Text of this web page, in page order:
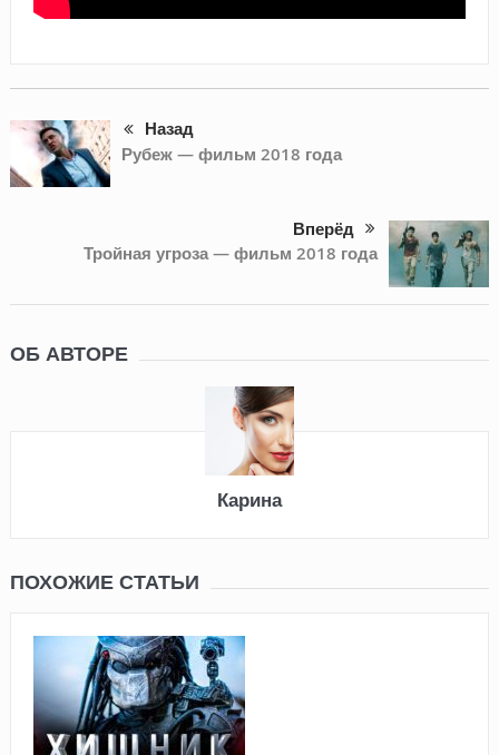
Назад
Рубеж — фильм 2018 года
Вперёд
Тройная угроза — фильм 2018 года
ОБ АВТОРЕ
Карина
ПОХОЖИЕ СТАТЬИ